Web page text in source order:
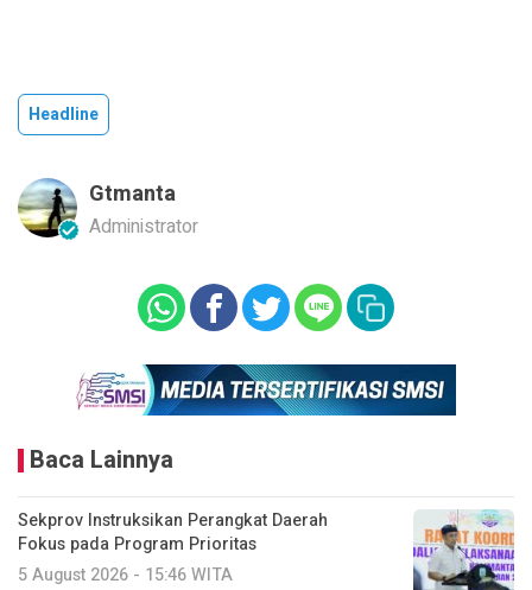
Headline
Gtmanta
Administrator
Baca Lainnya
Sekprov Instruksikan Perangkat Daerah
Fokus pada Program Prioritas
5 August 2026 - 15:46 WITA